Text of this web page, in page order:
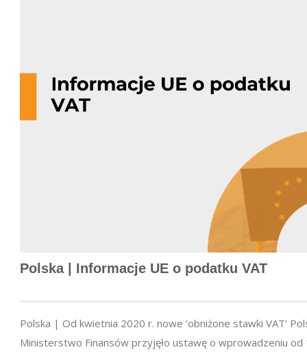
Polska | Informacje UE o podatku VAT
Polska | Od kwietnia 2020 r. nowe ‘obniżone stawki VAT’
Ministerstwo Finansów przyjęło ustawę o wprowadzeniu od